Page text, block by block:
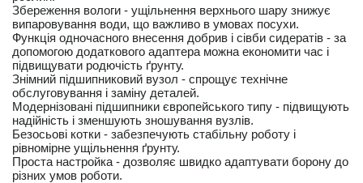
Збереження вологи - ущільнення верхнього шару знижує
випаровування води, що важливо в умовах посухи.
Функція одночасного внесення добрив і сівби сидератів - за
допомогою додаткового адаптера можна економити час і
підвищувати родючість ґрунту.
Знімний підшипниковий вузол - спрощує технічне
обслуговування і заміну деталей.
Модернізовані підшипники європейського типу - підвищують
надійність і зменшують зношування вузлів.
Безосьові котки - забезпечують стабільну роботу і
рівномірне ущільнення ґрунту.
Проста настройка - дозволяє швидко адаптувати борону до
різних умов роботи.